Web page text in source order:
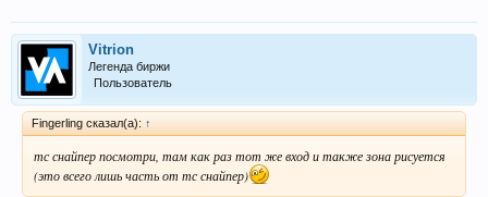
Vitrion
Легенда биржи
Пользователь
Fingerling сказал(а): ↑
тс снайпер посмотри, там как раз тот же вход и также зона рисуется
(это всего лишь часть от тс снайпер)